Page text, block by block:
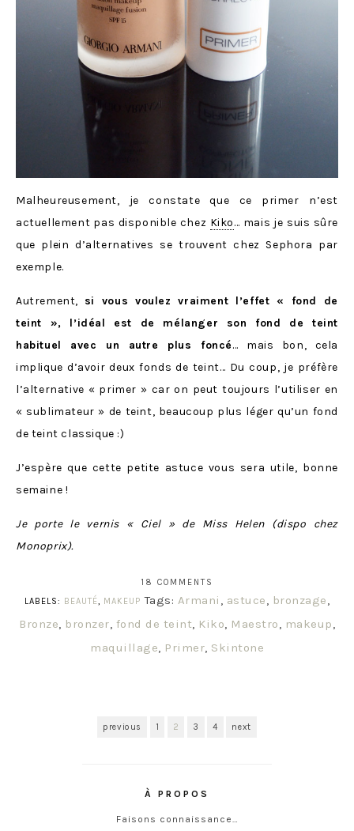
Malheureusement, je constate que ce primer n’est
actuellement pas disponible chez Kiko… mais je suis sûre
que plein d’alternatives se trouvent chez Sephora par
exemple.
Autrement, si vous voulez vraiment l’effet « fond de
teint », l’idéal est de mélanger son fond de teint
habituel avec un autre plus foncé… mais bon, cela
implique d’avoir deux fonds de teint… Du coup, je préfère
l’alternative « primer » car on peut toujours l’utiliser en
« sublimateur » de teint, beaucoup plus léger qu’un fond
de teint classique :)
J’espère que cette petite astuce vous sera utile, bonne
semaine !
Je porte le vernis « Ciel » de Miss Helen (dispo chez
Monoprix).
18 COMMENTS
LABELS: BEAUTÉ, MAKEUP Tags: Armani , astuce, bronzage,
Bronze, bronzer, fond de teint, Kiko, Maestro, makeup,
maquillage, Primer, Skintone
previous 1 2 3 4 next
À PROPOS
Faisons connaissance…